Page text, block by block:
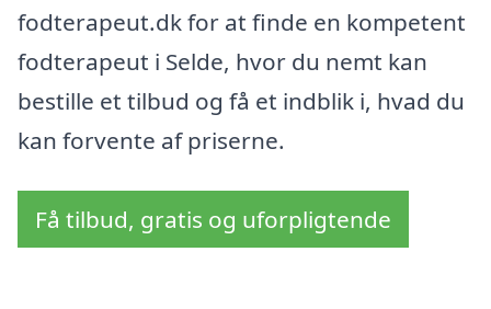
fodterapeut.dk for at finde en kompetent
fodterapeut i Selde, hvor du nemt kan
bestille et tilbud og få et indblik i, hvad du
kan forvente af priserne.
Få tilbud, gratis og uforpligtende